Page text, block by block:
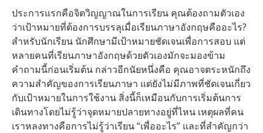
ประการแรกคือจิตวิญญาณในการเรียน คุณต้องถามตัวเอง
ว่าเป้าหมายที่ต้องการบรรลุเมื่อเรียนภาษาอังกฤษคืออะไร?
สำหรับนักเรียน นักศึกษามีเป้าหมายชัดเจนเพื่อการสอบ แต่
หลายคนที่เรียนภาษาอังกฤษด้วยตัวเองมักจะมองข้าม
คำถามนี้ก่อนเริ่มต้น กล่าวอีกนัยหนึ่งคือ คุณอาจตระหนักถึง
ความสำคัญของการเรียนภาษา แต่ยังไม่มีภาพที่ชัดเจนเกี่ยว
กับเป้าหมายในการใช้งาน สิ่งนี้ก็เหมือนกับการเริ่มต้นการ
เดินทางโดยไม่รู้ว่าจุดหมายปลายทางอยู่ที่ไหน เหตุผลที่คน
เราหลงทางคือการไม่รู้ว่าเรียน “เพื่ออะไร” และที่สำคัญกว่า